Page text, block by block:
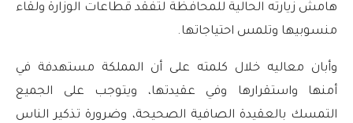
هامش زيارته الحالية للمحافظة لتفقد قطاعات الوزارة ولقاء
منسوبيها وتلمس احتياجاتها.
وأبان معاليه خلال كلمته على أن المملكة مستهدفة في
أمنها واستقرارها وفي عقيدتها، ويتوجب على الجميع
التمسك بالعقيدة الصافية الصحيحة، وضرورة تذكير الناس